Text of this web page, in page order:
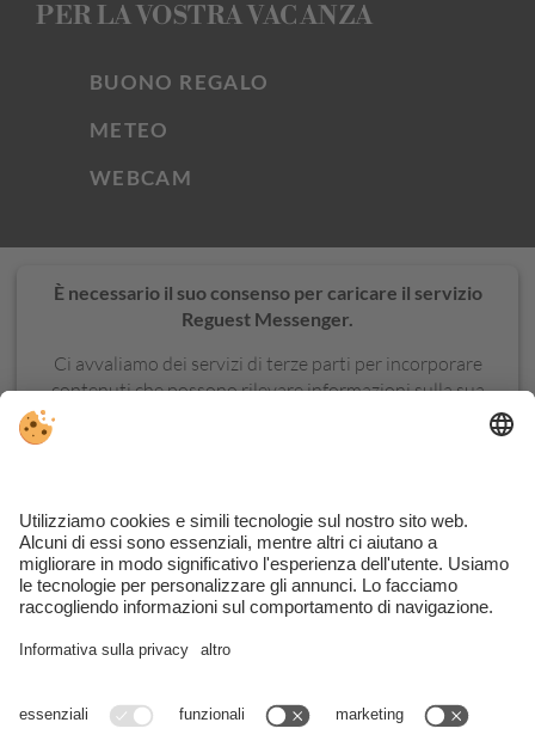
PER LA VOSTRA VACANZA
BUONO REGALO
METEO
WEBCAM
È necessario il suo consenso per caricare il servizio
Reguest Messenger.
Ci avvaliamo dei servizi di terze parti per incorporare
contenuti che possono rilevare informazioni sulla sua
accettare il servizio per visualizzare questo contenuto.
INFORMAZIONI